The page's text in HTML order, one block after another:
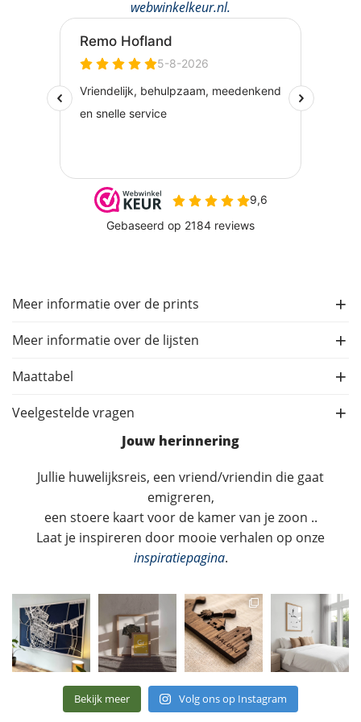
webwinkelkeur.nl.
Meer informatie over de prints
Meer informatie over de lijsten
Maattabel
Veelgestelde vragen
Jouw herinnering
Jullie huwelijksreis, een vriend/vriendin die gaat
emigreren,
een stoere kaart voor de kamer van je zoon ..
Laat je inspireren door mooie verhalen op onze
inspiratiepagina.
Bekijk meer Volg ons op Instagram